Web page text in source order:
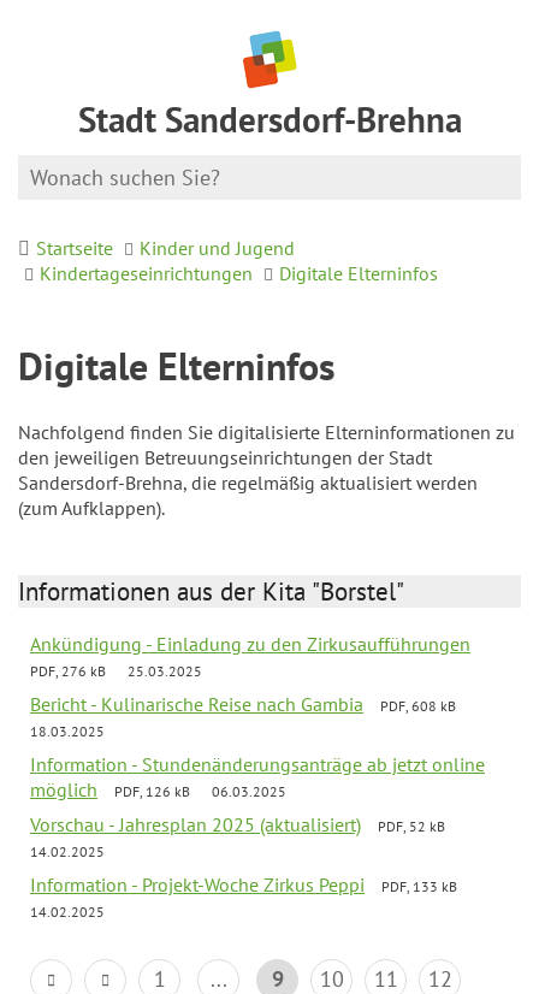
Stadt Sandersdorf-Brehna
Startseite
Kinder und Jugend
Kindertageseinrichtungen
Digitale Elterninfos
Digitale Elterninfos
Nachfolgend finden Sie digitalisierte Elterninformationen zu
den jeweiligen Betreuungseinrichtungen der Stadt
Sandersdorf-Brehna, die regelmäßig aktualisiert werden
(zum Aufklappen).
Informationen aus der Kita "Borstel"
Ankündigung - Einladung zu den Zirkusaufführungen
PDF, 276 kB 25.03.2025
Bericht - Kulinarische Reise nach Gambia
PDF, 608 kB
18.03.2025
Information - Stundenänderungsanträge ab jetzt online
möglich
PDF, 126 kB 06.03.2025
Vorschau - Jahresplan 2025 (aktualisiert)
PDF, 52 kB
14.02.2025
Information - Projekt-Woche Zirkus Peppi
PDF, 133 kB
14.02.2025
1 ... 9 10 11
12